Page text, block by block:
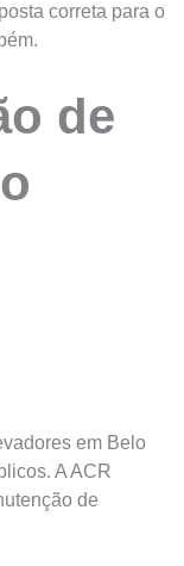
correta para o
de
em Belo
A ACR
de